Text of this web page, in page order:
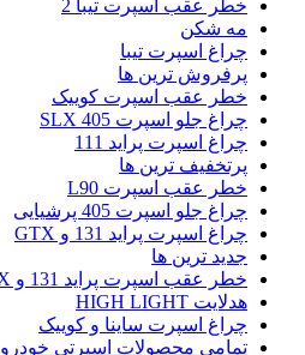
خطر عقب اسپرت تیبا 2
مه شکن
چراغ اسپرت تیبا
پرفروش ترین ها
خطر عقب اسپرت کوییک
چراغ جلو اسپرت 405 SLX
چراغ اسپرت پراید 111
پرتخفیف ترین ها
خطر عقب اسپرت L90
چراغ جلو اسپرت 405 پرشیایی
چراغ اسپرت پراید 131 و GTX
جدید ترین ها
خطر عقب اسپرت پراید 131 و GTX
هدلایت HIGH LIGHT
چراغ اسپرت ساینا و کوییک
تمامی محصولات اسپرتی خودرو